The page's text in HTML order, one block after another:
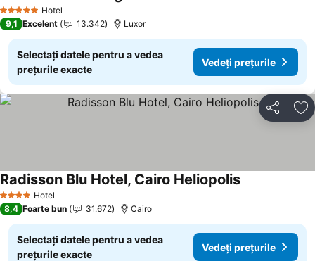
5 Stele Hotel
9,1 Excelent 13.342 Luxor
Selectați datele pentru a vedea
prețurile exacte
Vedeți prețurile
Distribuiți
4 Stele Hotel
Radisson Blu Hotel, Cairo Heliopolis
8,4 Foarte bun 31.672 Cairo
Selectați datele pentru a vedea
prețurile exacte
Vedeți prețurile